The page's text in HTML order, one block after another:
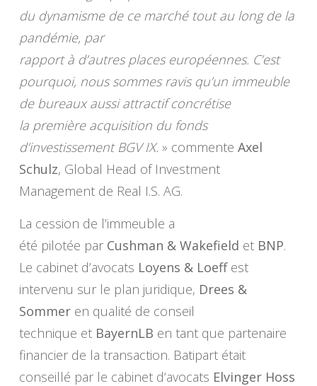
du dynamisme de ce marché tout au long de la
pandémie, par
rapport à d’autres places européennes. C’est
pourquoi, nous sommes ravis qu’un immeuble
de bureaux aussi attractif concrétise
la première acquisition du fonds
d’investissement BGV IX. » commente Axel
Schulz, Global Head of Investment
Management de Real I.S. AG.
La cession de l’immeuble a
été pilotée par Cushman & Wakefield et BNP.
Le cabinet d’avocats Loyens & Loeff est
intervenu sur le plan juridique, Drees &
Sommeren qualité de conseil
technique et BayernLB en tant que partenaire
financier de la transaction. Batipart était
conseillé par le cabinet d’avocats Elvinger Hoss